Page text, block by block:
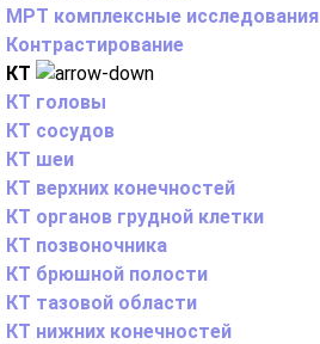
МРТ комплексные исследования
Контрастирование
КТ
КТ головы
КТ сосудов
КТ шеи
КТ верхних конечностей
КТ органов грудной клетки
КТ позвоночника
КТ брюшной полости
КТ тазовой области
КТ нижних конечностей